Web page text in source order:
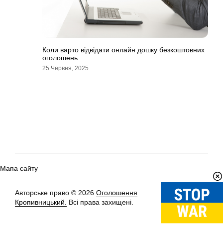
Коли варто відвідати онлайн дошку безкоштовних
оголошень
25 Червня, 2025
Мапа сайту
Авторське право © 2026 Оголошення
Кропивницький.
Всі права захищені.
Вгору↑